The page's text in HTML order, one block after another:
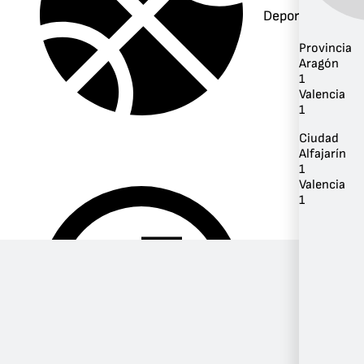
Deportes
Provincia
Aragón
1
Valencia
1
Ciudad
Alfajarín
1
Valencia
1